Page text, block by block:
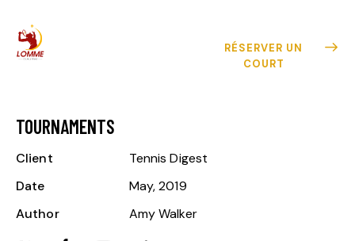
RÉSERVER UN
COURT
TOURNAMENTS
Client
Tennis Digest
Date
May, 2019
Author
Amy Walker